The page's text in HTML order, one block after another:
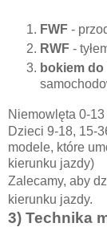
FWF -
RWF -
bokiem
Niemowlęta 0-
Dzieci 9-18, 15-
modele, które
kierunku jazdy)
Zalecamy, aby d
kierunku jazdy.
3) Technika